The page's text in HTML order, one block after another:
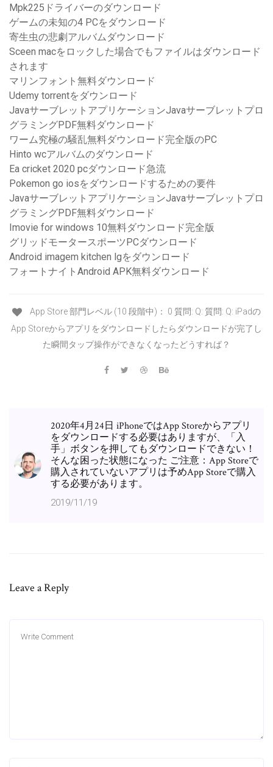
Mpk225ドライバーのダウンロード
ゲームの未知の4 PCをダウンロード
寄生虫の悲劇アルバムダウンロード
Sceen macをロックした場合でもファイルはダウンロード
されます
マリンフォント無料ダウンロード
Udemy torrentをダウンロード
JavaサーブレットアプリケーションJavaサーブレットプロ
グラミングPDF無料ダウンロード
ワーム究極の騒乱無料ダウンロード完全版のPC
Hinto wcアルバムのダウンロード
Ea cricket 2020 pcダウンロード急流
Pokemon go iosをダウンロードするための要件
JavaサーブレットアプリケーションJavaサーブレットプロ
グラミングPDF無料ダウンロード
Imovie for windows 10無料ダウンロード完全版
グリッドモータースポーツPCダウンロード
Android imagem kitchen lgをダウンロード
フォートナイトAndroid APK無料ダウンロード
App Store 部門レベル (10 段階中)： 0 質問: Q: 質問: Q: iPadの
App Storeからアプリをダウンロードしたらダウンロードが完了し
た瞬間タップ操作ができなくなったどうすれば？
2020年4月24日 iPhoneではApp Storeからアプリ
をダウンロードする必要はありますが、「入
手」ボタンを押してもダウンロードできない！
そんな困った状態になった ご注意：App Storeで
購入されていないアプリは予めApp Storeで購入
する必要があります。
2019/11/19
Leave a Reply